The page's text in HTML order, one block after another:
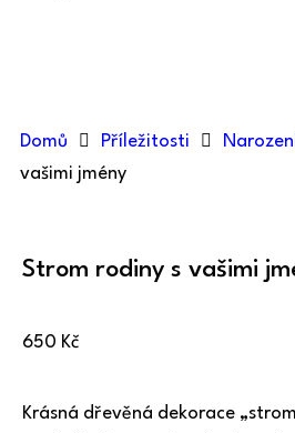
Domů Příležitosti
vašimi jmény
Strom rodiny s vašimi
650 Kč
Krásná dřevěná dekorace